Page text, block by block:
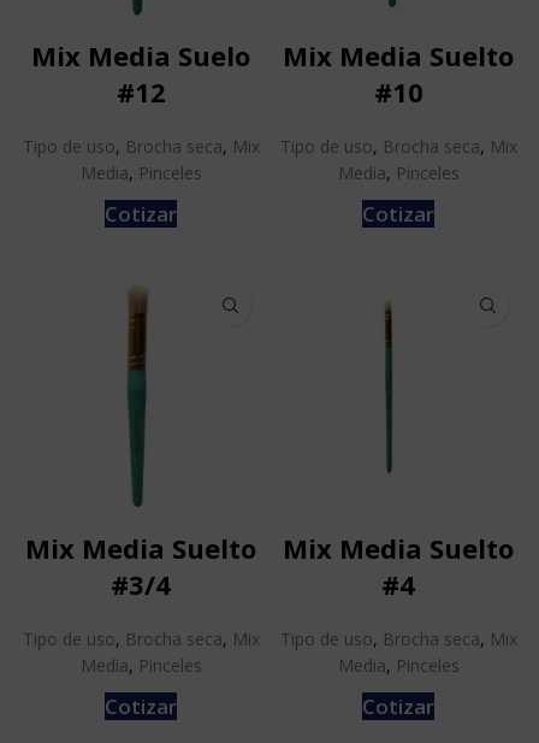
Mix Media Suelo
#12
Tipo de uso, Brocha seca, Mix
Media, Pinceles
Cotizar
Mix Media Suelto
#10
Tipo de uso, Brocha seca, Mix
Media, Pinceles
Cotizar
Mix Media Suelto
#3/4
Tipo de uso, Brocha seca, Mix
Media, Pinceles
Cotizar
Mix Media Suelto
#4
Tipo de uso, Brocha seca, Mix
Media, Pinceles
Cotizar